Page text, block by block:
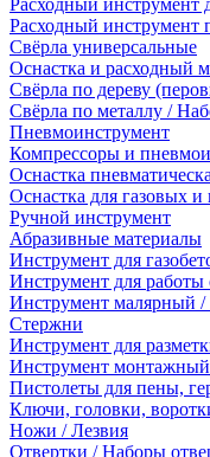
Расходный инструмент
Расходный инструмент
Свёрла универсальные
Оснастка и расходный
Свёрла по дереву
Свёрла по металлу /
Пневмоинструмент
Компрессоры и
Оснастка
Оснастка для газовых
Ручной инструмент
Абразивные материалы
Инструмент для
Инструмент для работы
Инструмент малярный
Стержни
Инструмент для
Инструмент монтажный
Пистолеты для пены,
Ключи, головки,
Ножи / Лезвия
Отвертки / Наборы